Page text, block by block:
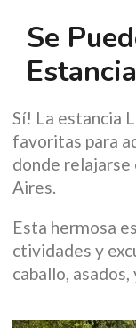
Se
Sí! La estancia
favoritas para
donde relajarse
Aires.
Esta hermosa
ctividades y
caballo,